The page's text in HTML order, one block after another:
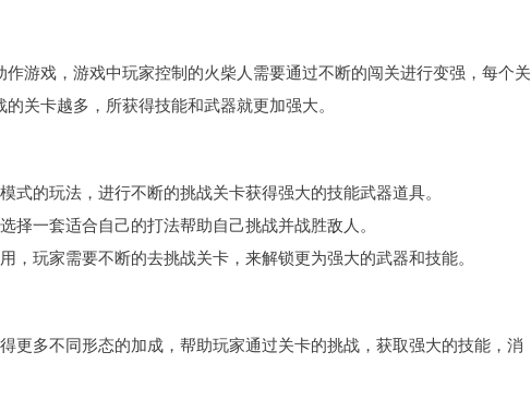
游戏，游戏中玩家控制的火柴人需要通过不断的闯关进行变强，每个关
关卡越多，所获得技能和武器就更加强大。
式的玩法，进行不断的挑战关卡获得强大的技能武器道具。
择一套适合自己的打法帮助自己挑战并战胜敌人。
，玩家需要不断的去挑战关卡，来解锁更为强大的武器和技能。
更多不同形态的加成，帮助玩家通过关卡的挑战，获取强大的技能，消